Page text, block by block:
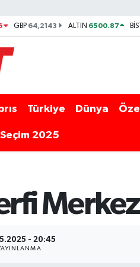
GBP 64,2143 ALTIN 6500.87
Türkiye Dünya
Seçim 2025
- 20:45